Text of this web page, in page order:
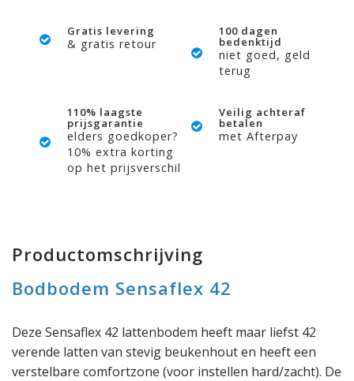
Gratis levering
& gratis retour
100 dagen
bedenktijd
niet goed, geld
terug
110% laagste
prijsgarantie
elders goedkoper?
10% extra korting
op het prijsverschil
Veilig achteraf
betalen
met Afterpay
Productomschrijving
Bodbodem Sensaflex 42
Deze Sensaflex 42 lattenbodem heeft maar liefst 42
verende latten van stevig beukenhout en heeft een
verstelbare comfortzone (voor instellen hard/zacht). De